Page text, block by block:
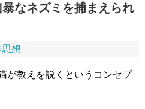
なネズミを捕まえられ
想
が教えを説くというコンセプ